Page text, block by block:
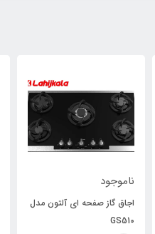
ناموجود
اجاق گاز صفحه ای آلتون مدل
GS510